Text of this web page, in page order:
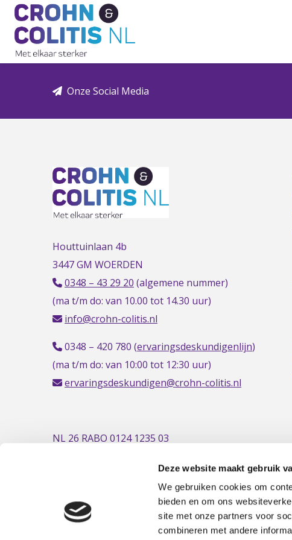
Deze website maakt gebruik
We gebruiken cookies om
bieden en om ons
site met onze partners voor
combineren met andere
Onze Social Media
Houttuinlaan 4b
3447 GM WOERDEN
0348 – 43 29 20 (algemene nummer)
(ma t/m do: van 10.00 tot 14.30 uur)
info@crohn-colitis.nl
0348 – 420 780 (ervaringsdeskundigenlijn)
(ma t/m do: van 10:00 tot 12:30 uur)
ervaringsdeskundigen@crohn-colitis.nl
NL 26 RABO 0124 1235 03